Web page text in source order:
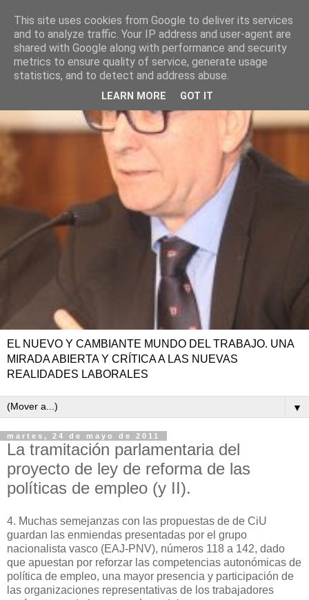
EL NUEVO Y CAMBIANTE MUNDO DEL TRABAJO. UNA
MIRADA ABIERTA Y CRÍTICA A LAS NUEVAS
REALIDADES LABORALES
▼
martes, 24 de mayo de 2011
La tramitación parlamentaria del
proyecto de ley de reforma de las
políticas de empleo (y II).
4. Muchas semejanzas con las propuestas de de CiU
guardan las enmiendas presentadas por el grupo
nacionalista vasco (EAJ-PNV), números 118 a 142, dado
que apuestan por reforzar las competencias autonómicas de
política de empleo, una mayor presencia y participación de
las organizaciones representativas de los trabajadores
This site uses cookies from Google to deliver its services
and to analyze traffic. Your IP address and user-agent are
shared with Google along with performance and security
metrics to ensure quality of service, generate usage
statistics, and to detect and address abuse.
LEARN MORE GOT IT